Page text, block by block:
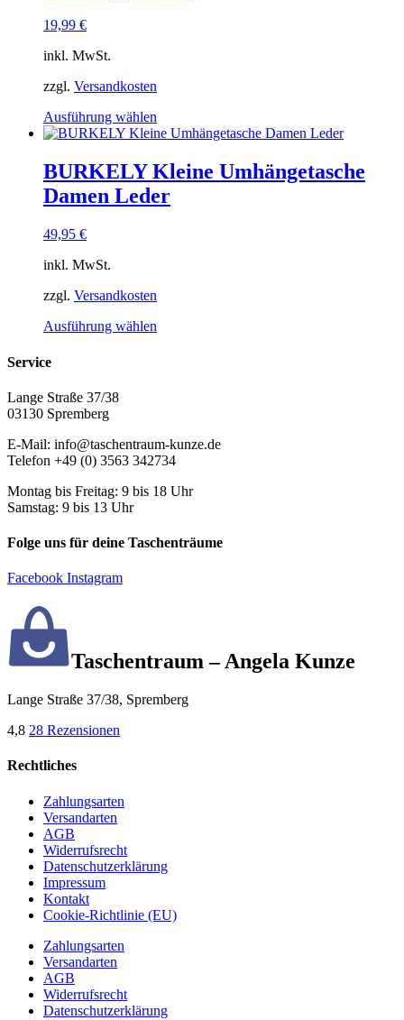
19,99 €
inkl. MwSt.
zzgl. Versandkosten
Ausführung wählen
Produkt
mehrere
Varianten
auf.
werden
BURKELY Kleine Umhängetasche
Damen Leder
49,95 €
inkl. MwSt.
zzgl. Versandkosten
Ausführung wählen
Optionen
können
der
werden
Service
Lange Straße 37/38
03130 Spremberg
E-Mail: info@taschentraum-kunze.de
Telefon +49 (0) 3563 342734
Montag bis Freitag: 9 bis 18 Uhr
Samstag: 9 bis 13 Uhr
Folge uns für deine Taschenträume
Facebook Instagram
Taschentraum – Angela Kunze
Lange Straße 37/38, Spremberg
4,8 28 Rezensionen
Rechtliches
Zahlungsarten
Versandarten
AGB
Widerrufsrecht
Datenschutzerklärung
Impressum
Kontakt
Cookie-Richtlinie (EU)
Zahlungsarten
Versandarten
AGB
Widerrufsrecht
Datenschutzerklärung